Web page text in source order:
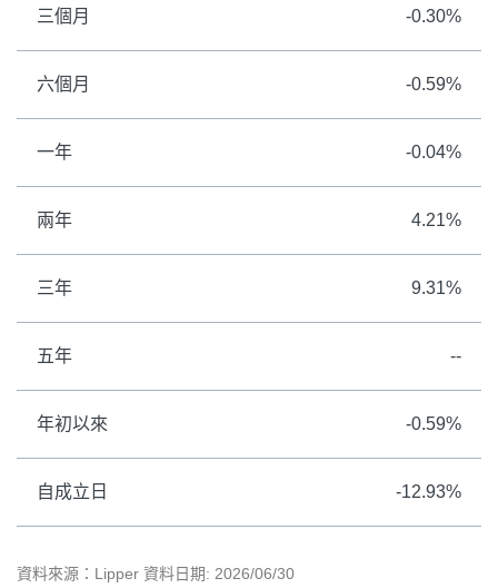
三個月 -0.30%
六個月 -0.59%
一年 -0.04%
兩年 4.21%
三年 9.31%
五年 --
年初以來 -0.59%
自成立日 -12.93%
資料來源：Lipper 資料日期: 2026/06/30